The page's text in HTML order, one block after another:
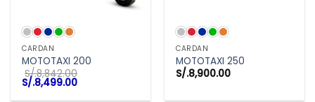
CARDAN
MOTOTAXI 200
S/.8,842.00
El
precio
S/.8,499.00El
CARDAN
MOTOTAXI 250
S/.8,900.00